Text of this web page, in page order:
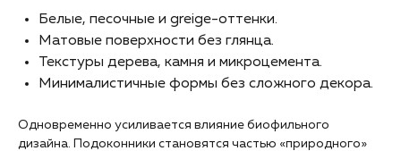
Белые, песочные и greige-оттенки.
Матовые поверхности без глянца.
Текстуры дерева, камня и микроцемента.
Минималистичные формы без сложного декора.
Одновременно усиливается влияние биофильного
дизайна. Подоконники становятся частью «природного»